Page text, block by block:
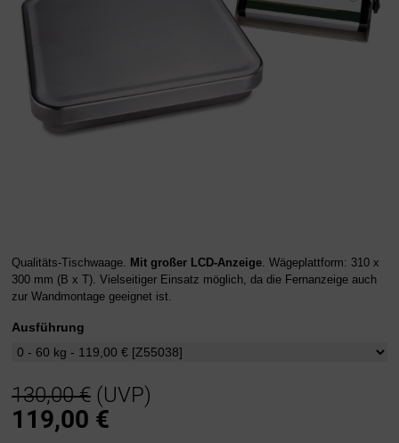
Qualitäts-Tischwaage. Mit großer LCD-Anzeige . Wägeplattform: 310 x
300 mm (B x T). Vielseitiger Einsatz möglich, da die Fernanzeige auch
zur Wandmontage geeignet ist.
Ausführung
130,00 € (UVP)
119,00 €